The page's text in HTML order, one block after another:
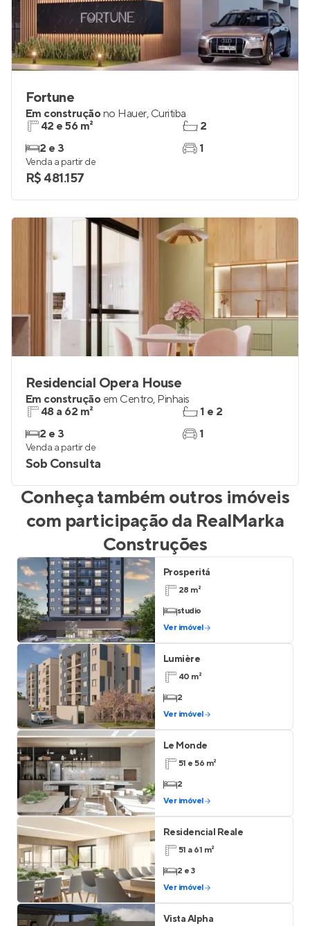
Fortune
Em construçãono Hauer, Curitiba
42 e 56 m²
2 e 3
2
1
Venda a partir de
R$ 481.157
Residencial Opera House
Em construção em Centro, Pinhais
48 a 62 m²
2 e 3
1 e 2
1
Venda a partir de
Sob Consulta
Conheça também outros imóveis
com participação da RealMarka
Construções
Prosperitá
28 m²
studio
Ver imóvel
Lumière
40 m²
2
Ver imóvel
Le Monde
51 e 56 m²
2
Ver imóvel
Residencial Reale
51 a 61 m²
2 e 3
Ver imóvel
Vista Alpha